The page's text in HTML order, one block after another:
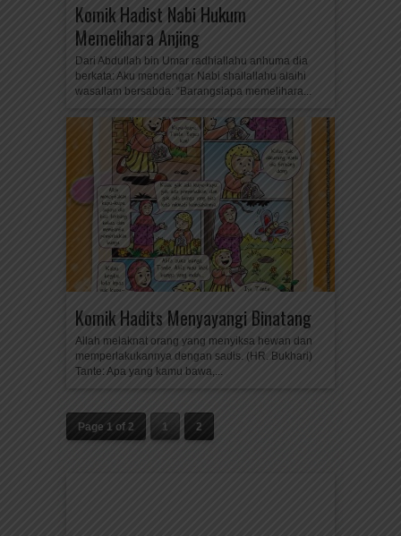
Komik Hadist Nabi Hukum
Memelihara Anjing
Dari Abdullah bin Umar radhiallahu anhuma dia
berkata: Aku mendengar Nabi shallallahu alaihi
wasallam bersabda: “Barangsiapa memelihara...
Komik Hadits Menyayangi Binatang
Allah melaknat orang yang menyiksa hewan dan
memperlakukannya dengan sadis. (HR. Bukhari)
Tante: Apa yang kamu bawa,...
Page 1 of 2 1 2